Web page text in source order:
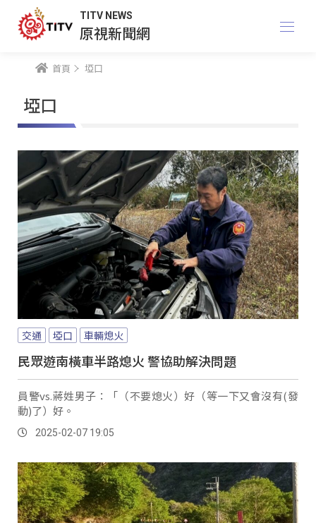
TITV NEWS
原視新聞網
首頁 埡口
埡口
交通 埡口 車輛熄火
民眾遊南橫車半路熄火 警協助解決問題
員警vs.蔣姓男子：「（不要熄火）好（等一下又會沒有(發
動)了）好。
2025-02-07 19:05